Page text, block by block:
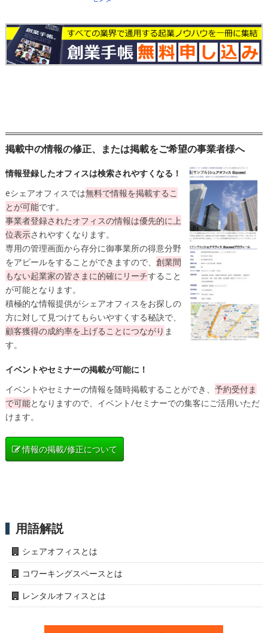
掲載中の情報の修正、または掲載をご希望の事業者様へ
情報登録したオフィスは検索されやすくなる！
eシェアオフィスでは無料で情報を掲載するこ
とが可能です。
事業者登録されたオフィスの情報は優先的に上
位表示されやすくなります。
専用の管理画面から存分に御事業所の得意分野
をアピールをすることができますので、 創業間
もない起業家の皆さまに的確にリーチすること
が可能となります。
積極的な情報提供がシェアオフィスをお探しの
方に対して見つけてもらいやすくする秘訣で、
顧客獲得の成約率を上げることにつながり ま
す。
イベントやセミナーの掲載が可能に！
イベントやセミナーの情報を随時掲載することができ、 予約受付ま
で可能となりますので、イベント/セミナーでの集客にご活用いただ
けます。
情報の掲載/修正について
用語解説
シェアオフィスとは
コワーキングスペースとは
レンタルオフィスとは